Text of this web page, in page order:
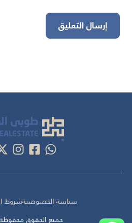
جميع الحقوق محفوظة ©
سياسة الخصوصيةشروط